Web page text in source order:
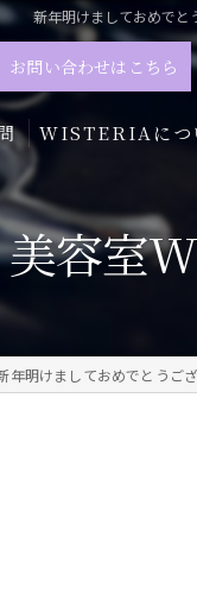
新年明けましておめでと
お問い合わせはこちら
WISTERIAにつ
髪質改善
トリートメント
メンズ
容室
年明けましておめでとうご